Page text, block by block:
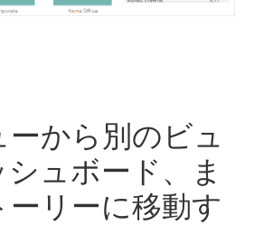
ーから別のビュ
ュボード、ま
ーリーに移動す